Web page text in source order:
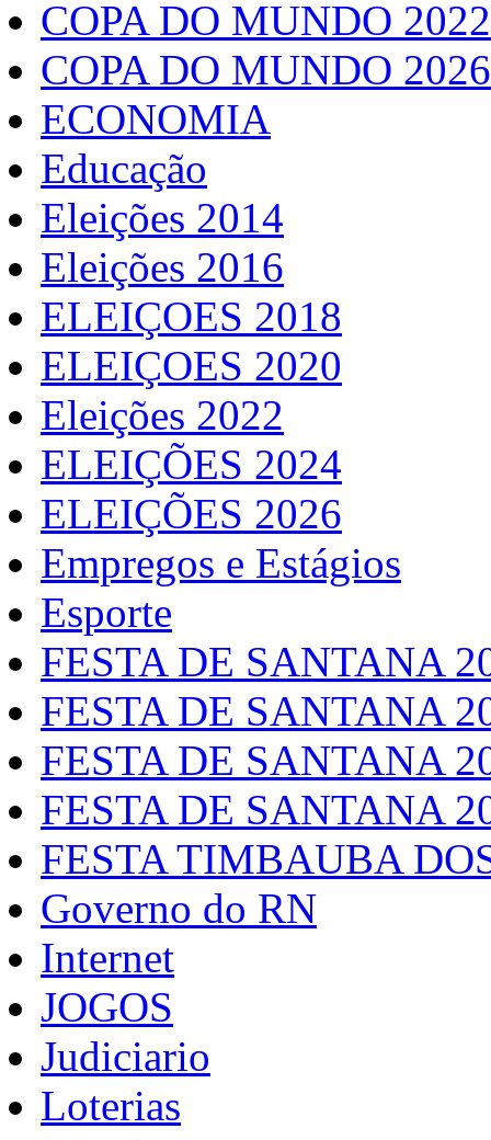
COPA DO MUNDO
COPA DO MUNDO 2026
ECONOMIA
Educação
Eleições 2014
Eleições 2016
ELEIÇOES 2018
ELEIÇOES 2020
Eleições 2022
ELEIÇÕES 2024
ELEIÇÕES 2026
Empregos e Estágios
Esporte
FESTA DE SANTANA
FESTA DE SANTANA
FESTA DE SANTANA
FESTA DE SANTANA
FESTA TIMBAUBA
Governo do RN
Internet
JOGOS
Judiciario
Loterias